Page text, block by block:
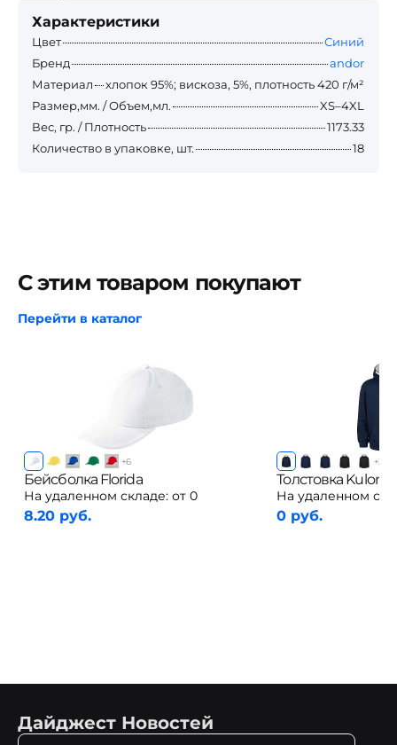
Характеристики
Цвет
Синий
Бренд
andor
Материал
хлопок 95%; вискоза, 5%, плотность 420 г/м²
Размер,мм. / Объем,мл.
XS–4XL
Вес, гр. / Плотность
1173.33
Количество в упаковке, шт.
18
С этим товаром покупают
Перейти в каталог
+6
Бейсболка Florida
На удаленном складе: от 0
8.20 руб.
+35
Толстовка
На удаленном
0 руб.
Дайджест Новостей